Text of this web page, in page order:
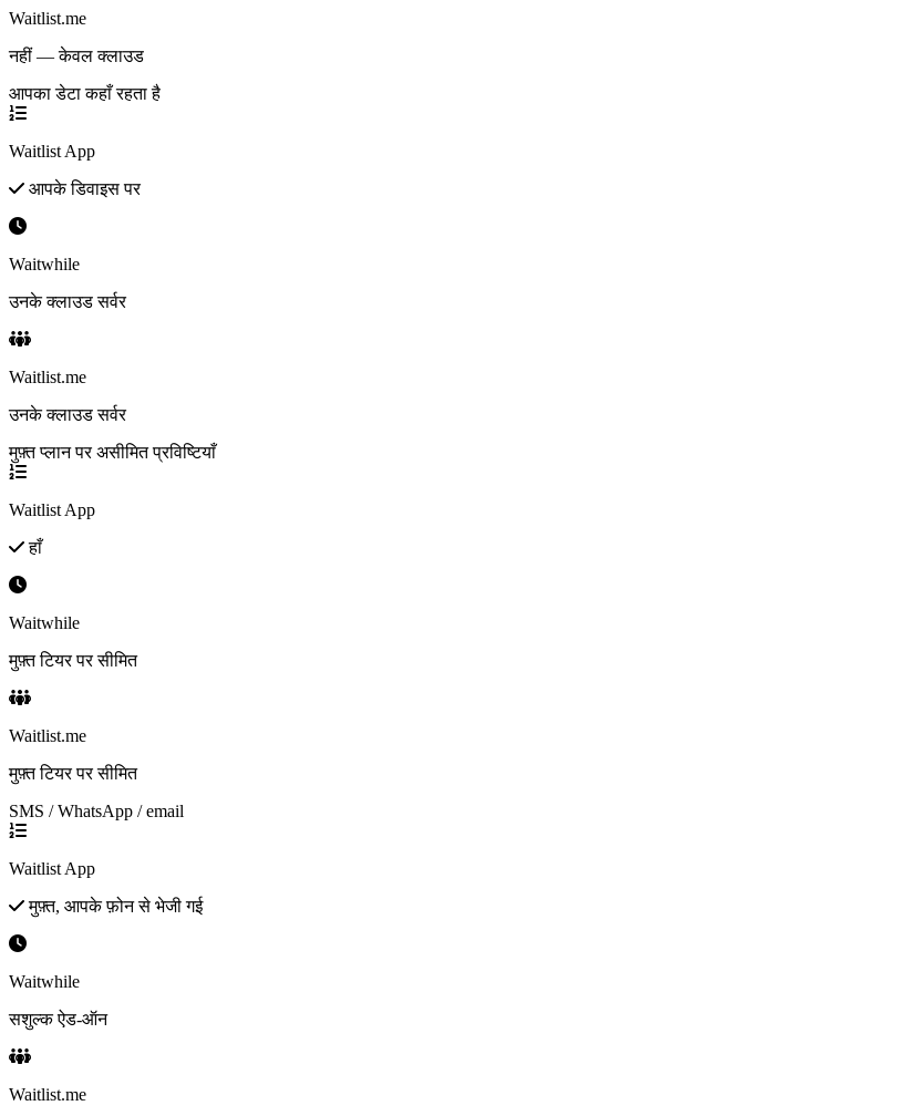
Waitlist.me
नहीं — केवल क्लाउड
आपका डेटा कहाँ रहता है
Waitlist App
आपके डिवाइस पर
Waitwhile
उनके क्लाउड सर्वर
Waitlist.me
उनके क्लाउड सर्वर
मुफ़्त प्लान पर असीमित प्रविष्टियाँ
Waitlist App
हाँ
Waitwhile
मुफ़्त टियर पर सीमित
Waitlist.me
मुफ़्त टियर पर सीमित
SMS / WhatsApp / email
Waitlist App
मुफ़्त, आपके फ़ोन से भेजी गई
Waitwhile
सशुल्क ऐड-ऑन
Waitlist.me